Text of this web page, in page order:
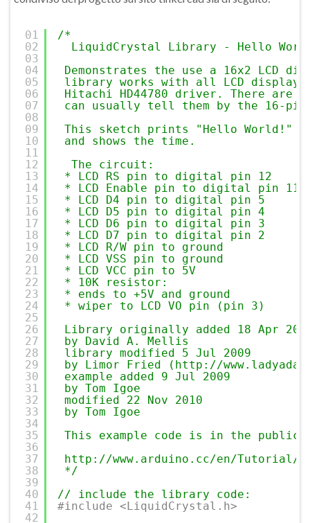
01
02
03
04
05
06
07
08
09
10
11
12
13
14
15
16
17
18
19
20
21
22
23
24
25
26
27
28
29
30
31
32
33
34
35
36
37
38
39
40
41
42
/*
LiquidCrystal Library - Hello
Demonstrates the use a 16x2 LCD
library works with all LCD
Hitachi HD44780 driver. There are
can usually tell them by the 16-
This sketch prints "Hello World!" to
and shows the time.
The circuit:
* LCD RS pin to digital pin 12
* LCD Enable pin to digital pin 11
* LCD D4 pin to digital pin 5
* LCD D5 pin to digital pin 4
* LCD D6 pin to digital pin 3
* LCD D7 pin to digital pin 2
* LCD R/W pin to ground
* LCD VSS pin to ground
* LCD VCC pin to 5V
* 10K resistor:
* ends to +5V and ground
* wiper to LCD VO pin (pin 3)
Library originally added 18 Apr
by David A. Mellis
library modified 5 Jul 2009
by Limor Fried (http://
example added 9 Jul 2009
by Tom Igoe
modified 22 Nov 2010
by Tom Igoe
This example code is in the public
http://www.arduino.cc/en/Tutorial/
*/
// include the library code:
#include <LiquidCrystal.h>